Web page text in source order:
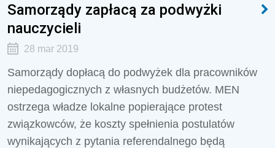
Samorządy zapłacą za podwyżki
nauczycieli
28 mar 2019
Samorządy dopłacą do podwyżek dla pracowników
niepedagogicznych z własnych budżetów. MEN
ostrzega władze lokalne popierające protest
związkowców, że koszty spełnienia postulatów
wynikających z pytania referendalnego będą